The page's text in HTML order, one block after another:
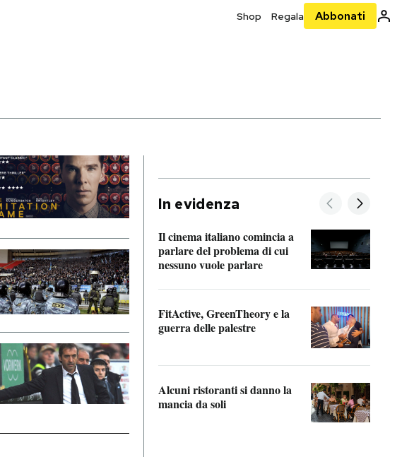
Shop Regala Abbonati
In evidenza
Il cinema italiano comincia a
parlare del problema di cui
nessuno vuole parlare
FitActive, GreenTheory e la
guerra delle palestre
Alcuni ristoranti si danno la
mancia da soli